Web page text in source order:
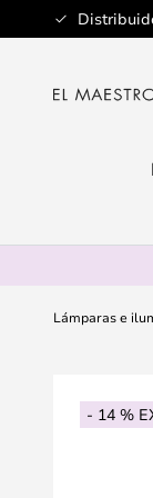
Ir
al
Lámparas e
- 14 %